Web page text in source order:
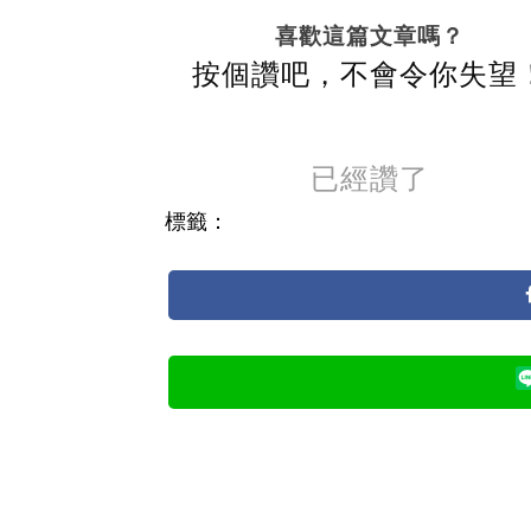
喜歡這篇文章嗎？
按個讚吧，不會令你失望
已經讚了
標籤：